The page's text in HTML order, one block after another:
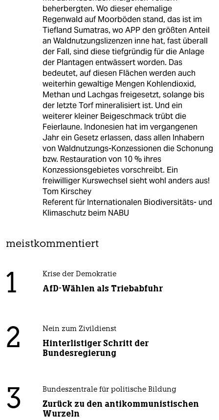
beherbergten. Wo dieser ehemalige
Regenwald auf Moorböden stand, das ist im
Tiefland Sumatras, wo APP den größten Anteil
an Waldnutzungslizenzen inne hat, fast überall
der Fall, sind diese tiefgründig für die Anlage
der Plantagen entwässert worden. Das
bedeutet, auf diesen Flächen werden auch
weiterhin gewaltige Mengen Kohlendioxid,
Methan und Lachgas freigesetzt, solange bis
der letzte Torf mineralisiert ist. Und ein
weiterer kleiner Beigeschmack trübt die
Feierlaune. Indonesien hat im vergangenen
Jahr ein Gesetz erlassen, dass allen Inhabern
von Waldnutzungs-Konzessionen die Schonung
bzw. Restauration von 10 % ihres
Konzessionsgebietes vorschreibt. Ein
freiwilliger Kurswechsel sieht wohl anders aus!
Tom Kirschey
Referent für Internationalen Biodiversitäts- und
Klimaschutz beim NABU
meistkommentiert
1 Krise der Demokratie
AfD-Wählen als Triebabfuhr
2 Nein zum Zivildienst
Hinterlistiger Schritt der
Bundesregierung
3 Bundeszentrale für politische Bildung
Zurück zu den antikommunistischen
Wurzeln